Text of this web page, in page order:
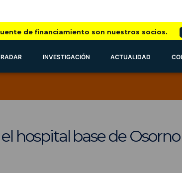
de financiamiento son nuestros socios.
RADAR INVESTIGACIÓN ACTUALIDAD
hospital base de